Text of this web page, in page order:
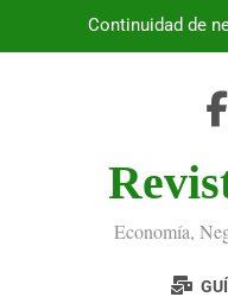
Continuidad de
Economía,